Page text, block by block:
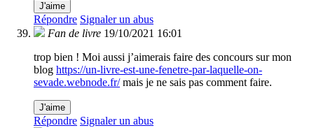
J'aime
Répondre Signaler un abus
Fan de livre 19/10/2021 16:01
trop bien ! Moi aussi j’aimerais faire des concours sur mon
blog https://un-livre-est-une-fenetre-par-laquelle-on-
sevade.webnode.fr/mais je ne sais pas comment faire.
J'aime
Répondre Signaler un abus